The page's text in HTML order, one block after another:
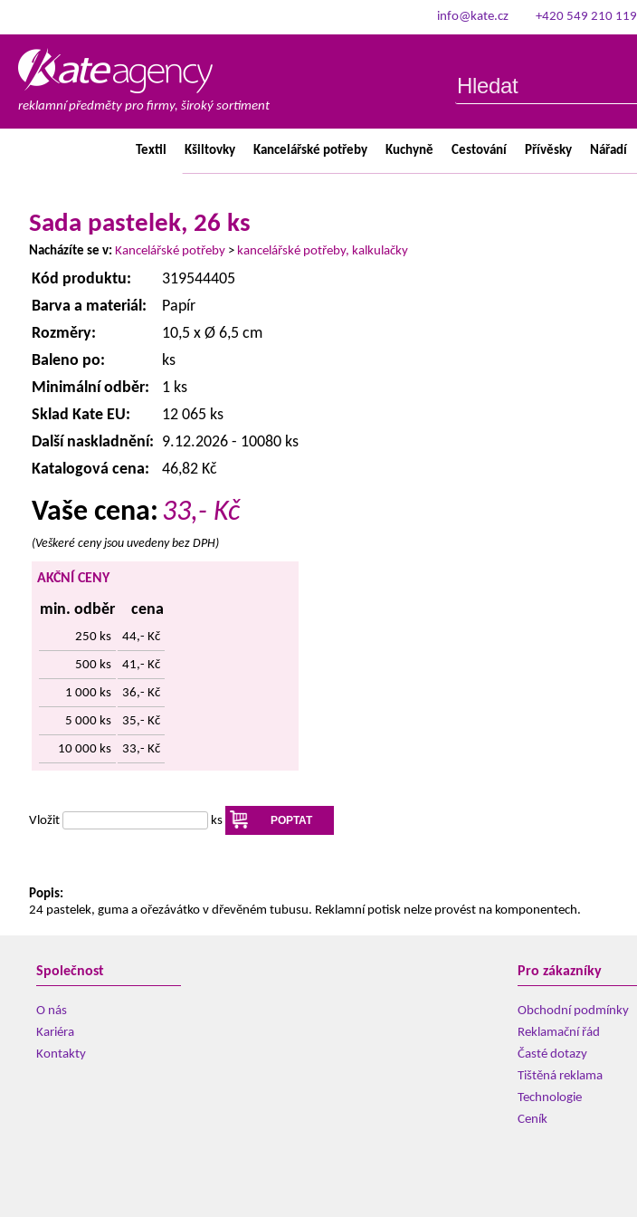
info@kate.cz +420 549 210 119
reklamní předměty pro firmy, široký sortiment
Textil Kšiltovky Kancelářské potřeby Kuchyně Cestování Přívěsky Nářadí
Sada pastelek, 26 ks
Nacházíte se v: Kancelářské potřeby > kancelářské potřeby, kalkulačky
Kód produktu:
319544405
Barva a materiál:
Papír
Rozměry:
10,5 x Ø 6,5 cm
Baleno po:
ks
Minimální odběr:
1 ks
Sklad Kate EU:
12 065 ks
Další naskladnění: 9.12.2026 - 10080 ks
Katalogová cena:
46,82 Kč
Vaše cena: 33,- Kč
(Veškeré ceny jsou uvedeny bez DPH)
AKČNÍ CENY
min. odběr cena
250 ks 44,- Kč
500 ks 41,- Kč
1 000 ks 36,- Kč
5 000 ks 35,- Kč
10 000 ks 33,- Kč
Vložit ks POPTAT
Popis:
24 pastelek, guma a ořezávátko v dřevěném tubusu. Reklamní potisk nelze provést na komponentech.
Společnost
O nás
Kariéra
Kontakty
Pro zákazníky
Obchodní podmínky
Reklamační řád
Časté dotazy
Tištěná reklama
Technologie
Ceník